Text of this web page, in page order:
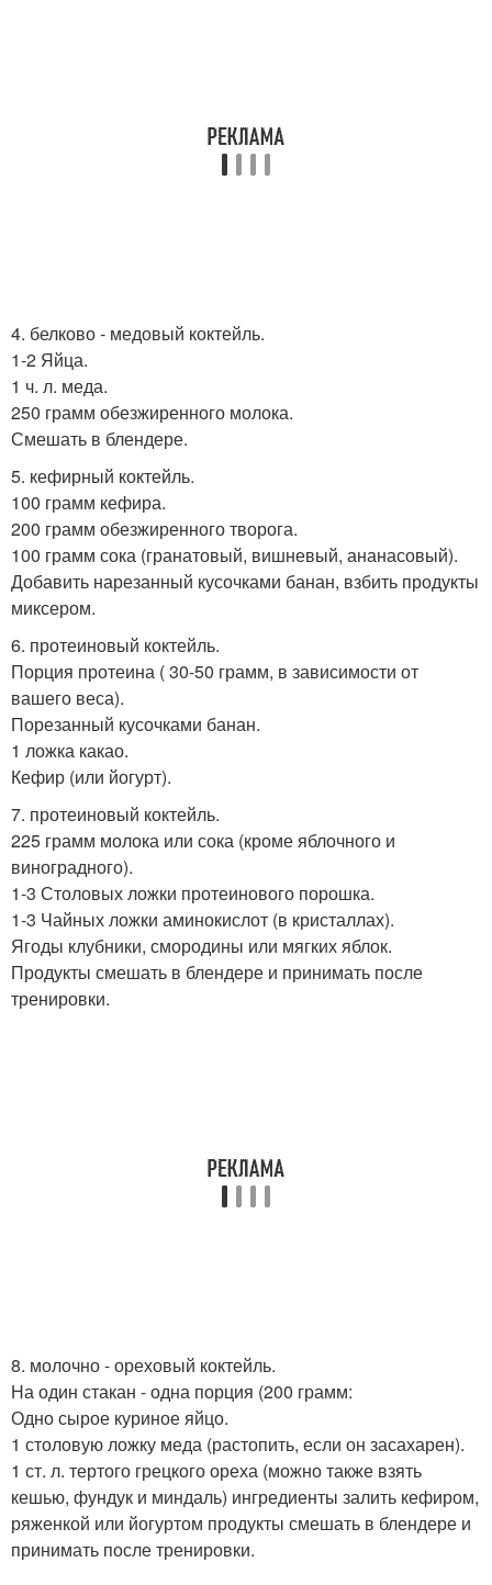
4. белково - медовый коктейль.
1-2 Яйца.
1 ч. л. меда.
250 грамм обезжиренного молока.
Смешать в блендере.
5. кефирный коктейль.
100 грамм кефира.
200 грамм обезжиренного творога.
100 грамм сока (гранатовый, вишневый, ананасовый).
Добавить нарезанный кусочками банан, взбить продукты
миксером.
6. протеиновый коктейль.
Порция протеина ( 30-50 грамм, в зависимости от
вашего веса).
Порезанный кусочками банан.
1 ложка какао.
Кефир (или йогурт).
7. протеиновый коктейль.
225 грамм молока или сока (кроме яблочного и
виноградного).
1-3 Столовых ложки протеинового порошка.
1-3 Чайных ложки аминокислот (в кристаллах).
Ягоды клубники, смородины или мягких яблок.
Продукты смешать в блендере и принимать после
тренировки.
8. молочно - ореховый коктейль.
На один стакан - одна порция (200 грамм:
Одно сырое куриное яйцо.
1 столовую ложку меда (растопить, если он засахарен).
1 ст. л. тертого грецкого ореха (можно также взять
кешью, фундук и миндаль) ингредиенты залить кефиром,
ряженкой или йогуртом продукты смешать в блендере и
принимать после тренировки.